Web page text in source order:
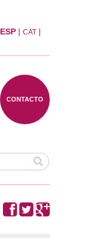
ESP| CAT|
CONTACTO